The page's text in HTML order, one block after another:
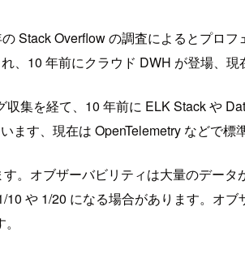
Stack Overflow の調査によるとプロ
、10 年前にクラウド DWH が登場、
集を経て、10 年前に ELK Stack や
ます、現在は OpenTelemetry などで
。オブザーバビリティは大量のデー
や 1/20 になる場合があります。オ